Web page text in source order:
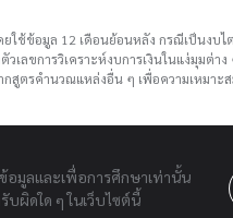
ยใช้ข้อมูล 12 เดือนย้อนหลัง กรณีเป็นงบไ
เลขการวิเคราะห์งบการเงินในแง่มุมต่
สูตรคำนวณแหล่งอื่น ๆ เพื่อความเหมา
อมูลและเพื่อการศึกษาเท่านั้น
ผิดใด ๆ ในเว็บไซต์นี้